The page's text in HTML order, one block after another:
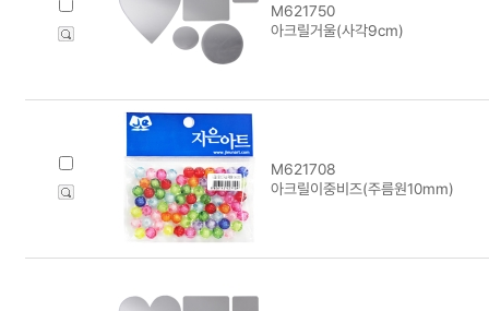
M621750
아크릴거울(사각9cm)
M621708
아크릴이중비즈(주름원10mm)